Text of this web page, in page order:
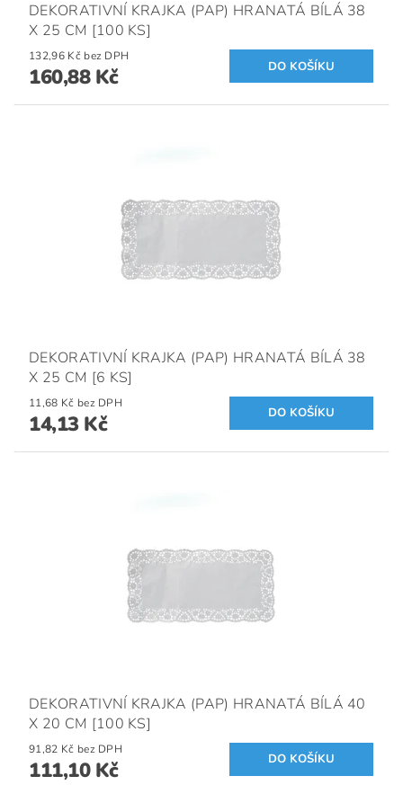
DEKORATIVNÍ KRAJKA (PAP) HRANATÁ BÍLÁ 38
X 25 CM [100 KS]
132,96 Kč bez DPH
160,88 Kč
DEKORATIVNÍ KRAJKA (PAP) HRANATÁ BÍLÁ 38
X 25 CM [6 KS]
11,68 Kč bez DPH
14,13 Kč
DEKORATIVNÍ KRAJKA (PAP) HRANATÁ BÍLÁ 40
X 20 CM [100 KS]
91,82 Kč bez DPH
111,10 Kč